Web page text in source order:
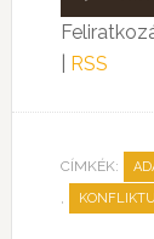
lejátszó
RSS
CÍMKÉK:
,